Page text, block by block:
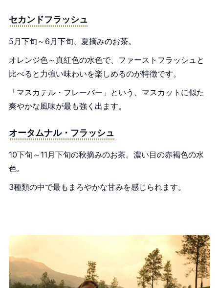
セカンドフラッシュ
5月下旬～6月下旬、夏摘みのお茶。
オレンジ色～真紅色の水色で、ファーストフラッシュと
比べると力強い味わいを楽しめるのが特徴です。
「マスカテル・フレーバー」という、マスカットに似た
爽やかな風味が最も強く出ます。
オータムナル・フラッシュ
10下旬～11月下旬の秋摘みのお茶。濃い目の赤褐色の水
色。
3種類の中で最もまろやかな甘みを感じられます。